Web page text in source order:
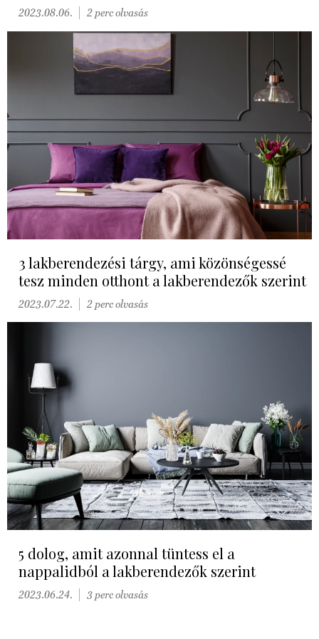
2023.08.06. 2 perc olvasás
3 lakberendezési tárgy, ami közönségessé
tesz minden otthont a lakberendezők szerint
2023.07.22. 2 perc olvasás
5 dolog, amit azonnal tüntess el a
nappalidból a lakberendezők szerint
2023.06.24. 3 perc olvasás